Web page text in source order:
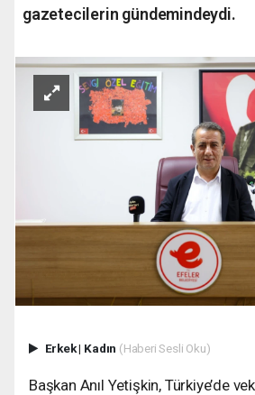
gazetecilerin gündemindeydi.
Erkek| Kadın (Haberi Sesli Oku)
Başkan Anıl Yetişkin, Türkiye’de